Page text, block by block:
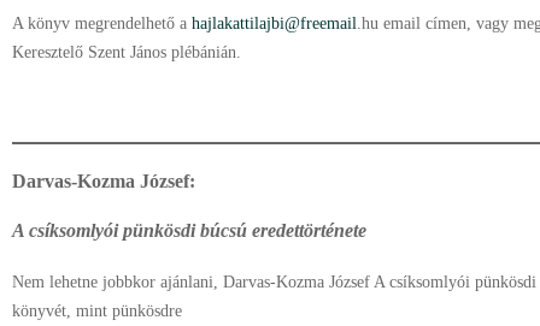
A könyv megrendelhető a hajlakattilajbi@freemail .hu email címen, vagy
Keresztelő Szent János plébánián.
Darvas-Kozma József:
A csíksomlyói pünkösdi búcsú eredettörténete
Nem lehetne jobbkor ajánlani, Darvas-Kozma József A csíksomlyói
könyvét, mint pünkösdre